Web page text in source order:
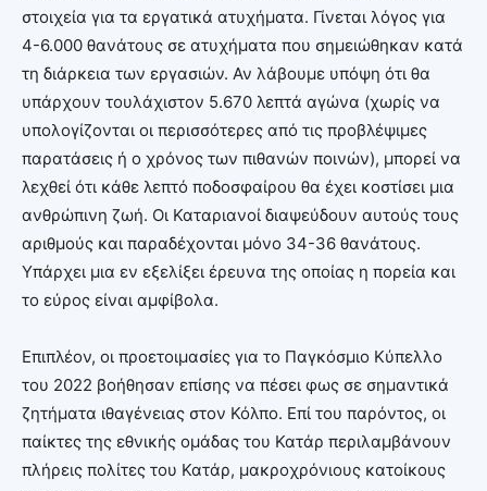
στοιχεία για τα εργατικά ατυχήματα. Γίνεται λόγος για
4-6.000 θανάτους σε ατυχήματα που σημειώθηκαν κατά
τη διάρκεια των εργασιών. Αν λάβουμε υπόψη ότι θα
υπάρχουν τουλάχιστον 5.670 λεπτά αγώνα (χωρίς να
υπολογίζονται οι περισσότερες από τις προβλέψιμες
παρατάσεις ή ο χρόνος των πιθανών ποινών), μπορεί να
λεχθεί ότι κάθε λεπτό ποδοσφαίρου θα έχει κοστίσει μια
ανθρώπινη ζωή. Οι Καταριανοί διαψεύδουν αυτούς τους
αριθμούς και παραδέχονται μόνο 34-36 θανάτους.
Υπάρχει μια εν εξελίξει έρευνα της οποίας η πορεία και
το εύρος είναι αμφίβολα.
Επιπλέον, οι προετοιμασίες για το Παγκόσμιο Κύπελλο
του 2022 βοήθησαν επίσης να πέσει φως σε σημαντικά
ζητήματα ιθαγένειας στον Κόλπο. Επί του παρόντος, οι
παίκτες της εθνικής ομάδας του Κατάρ περιλαμβάνουν
πλήρεις πολίτες του Κατάρ, μακροχρόνιους κατοίκους